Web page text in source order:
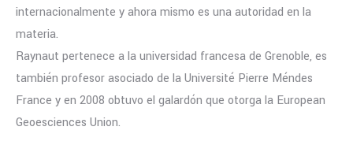
internacionalmente y ahora mismo es una autoridad en la
materia.
Raynaut pertenece a la universidad francesa de Grenoble, es
también profesor asociado de la Université Pierre Méndes
France y en 2008 obtuvo el galardón que otorga la European
Geoesciences Union.